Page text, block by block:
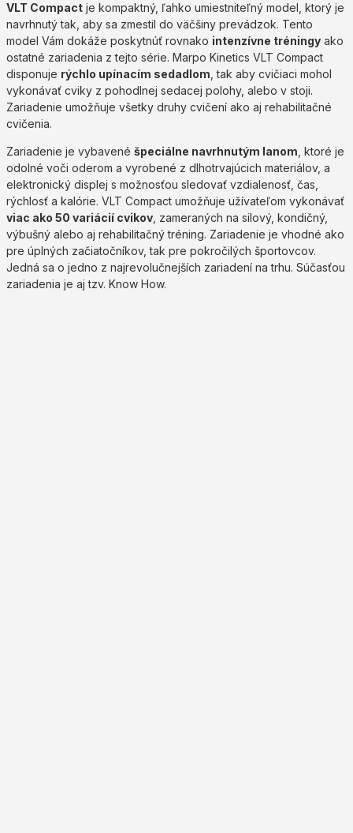
VLT Compact je kompaktný, ľahko umiestniteľný model, ktorý je
navrhnutý tak, aby sa zmestil do väčšiny prevádzok. Tento
model Vám dokáže poskytnúť rovnako intenzívne tréningy ako
ostatné zariadenia z tejto série. Marpo Kinetics VLT Compact
disponuje rýchlo upínacím sedadlom , tak aby cvičiaci mohol
vykonávať cviky z pohodlnej sedacej polohy, alebo v stoji.
Zariadenie umožňuje všetky druhy cvičení ako aj rehabilitačné
cvičenia.
Zariadenie je vybavené špeciálne navrhnutým lanom , ktoré je
odolné voči oderom a vyrobené z dlhotrvajúcich materiálov, a
elektronický displej s možnosťou sledovať vzdialenosť, čas,
rýchlosť a kalórie. VLT Compact umožňuje užívateľom vykonávať
viac ako 50 variácií cvikov , zameraných na silový, kondičný,
výbušný alebo aj rehabilitačný tréning. Zariadenie je vhodné ako
pre úplných začiatočníkov, tak pre pokročilých športovcov.
Jedná sa o jedno z najrevolučnejších zariadení na trhu. Súčasťou
zariadenia je aj tzv. Know How.